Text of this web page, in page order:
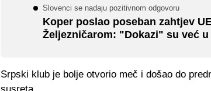
Slovenci se nadaju pozitivnom odgovoru
Koper poslao poseban zahtjev
Željezničarom: "Dokazi" su već u
Srpski klub je bolje otvorio meč i došao do
susreta.